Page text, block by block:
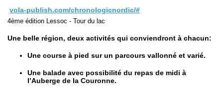
Navigation
recherche
messages récents
vola-publish.com/chronologicnordic/#
4ème édition Lessoc - Tour du lac
Une belle région, deux activités qui conviendront à chacun:
Une course à pied sur un parcours vallonné et varié.
Une balade avec possibilité du repas de midi à
l’Auberge de la Couronne.